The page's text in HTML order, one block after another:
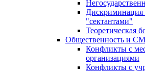
Дискриминация
"сектантами"
Теоретическая
Общественность и
Конфликты с
организациями
Конфликты с